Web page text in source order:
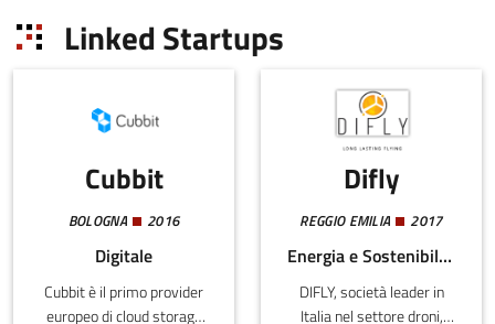
sostenibile della regione
Linked Startups
Cubbit
BOLOGNA 2016
Digitale
Cubbit è il primo provider
europeo di cloud storage
Difly
REGGIO EMILIA 2017
Energia e Sostenibilità, Digitale, Infrastrutture critiche
DIFLY, società leader in
Italia nel settore droni,